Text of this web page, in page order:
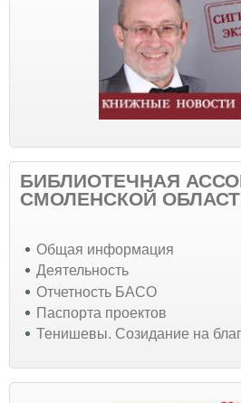
БИБЛИОТЕЧНАЯ
СМОЛЕНСКОЙ
Общая информация
Деятельность
Отчетность БАСО
Паспорта проектов
Тенишевы. Созидание на